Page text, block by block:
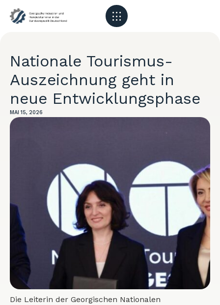
Nationale Tourismus-
Auszeichnung geht in
neue Entwicklungsphase
MAI 15, 2026
Die Leiterin der Georgischen Nationalen